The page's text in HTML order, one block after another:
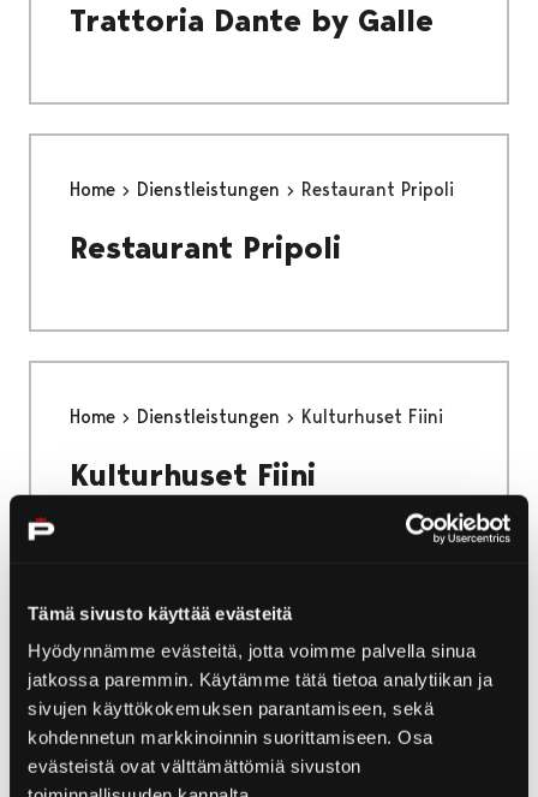
Tämä sivusto käyttää evästeitä
Hyödynnämme evästeitä, jotta voimme palvella sinua
jatkossa paremmin. Käytämme tätä tietoa analytiikan ja
sivujen käyttökokemuksen parantamiseen, sekä
kohdennetun markkinoinnin suorittamiseen. Osa
evästeistä ovat välttämättömiä sivuston
Trattoria Dante by Galle
Home Dienstleistungen Restaurant Pripoli
Restaurant Pripoli
Home Dienstleistungen Kulturhuset Fiini
Kulturhuset Fiini
Home Dienstleistungen Restaurant Päre
Restaurant Päre